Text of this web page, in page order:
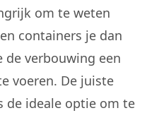
om te weten
containers je dan
de verbouwing een
voeren. De juiste
de ideale optie om te